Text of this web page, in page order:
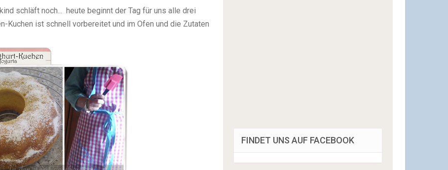
schläft noch... heute beginnt der Tag für uns alle drei
Kuchen ist schnell vorbereitet und im Ofen und die Zutaten
FINDET UNS AUF FACEBOOK